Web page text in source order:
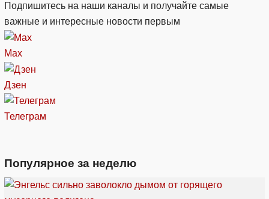
Подпишитесь на наши каналы и получайте самые
важные и интересные новости первым
Max
Дзен
Телеграм
Популярное за неделю